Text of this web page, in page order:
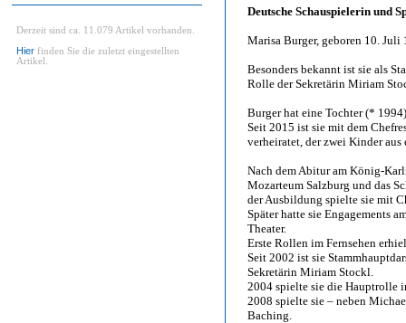
Derzeit sind ca. 11.079 Artikel vorhanden.
Hier finden Sie die zuletzt eingestellten
Artikel.
Deutsche Schauspielerin und
Marisa Burger, geboren 10.
Besonders bekannt ist sie als
Rolle der Sekretärin Miriam
Burger hat eine Tochter (*
Seit 2015 ist sie mit dem
verheiratet, der zwei Kinder
Nach dem Abitur am König-
Mozarteum Salzburg und das
der Ausbildung spielte sie mit
Später hatte sie Engagements
Theater.
Erste Rollen im Fernsehen
Seit 2002 ist sie
Sekretärin Miriam Stockl.
2004 spielte sie die Hauptrolle
2008 spielte sie – neben
Baching.